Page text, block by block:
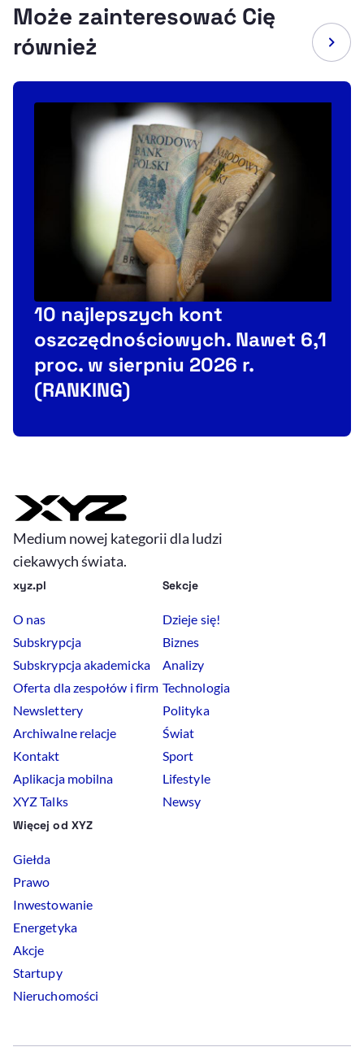
Może zainteresować Cię
również
10 najlepszych kont
oszczędnościowych. Nawet 6,1
proc. w sierpniu 2026 r.
(RANKING)
Medium nowej kategorii dla ludzi
ciekawych świata.
xyz.pl
O nas
Subskrypcja
Subskrypcja akademicka
Oferta dla zespołów i firm
Newslettery
Archiwalne relacje
Kontakt
Aplikacja mobilna
XYZ Talks
Sekcje
Dzieje się!
Biznes
Analizy
Technologia
Polityka
Świat
Sport
Lifestyle
Newsy
Więcej od XYZ
Giełda
Prawo
Inwestowanie
Energetyka
Akcje
Startupy
Nieruchomości